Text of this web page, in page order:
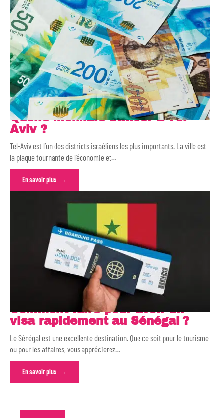
Quelle monnaie utiliser à Tel-
Aviv ?
Tel-Aviv est l’un des districts israéliens les plus importants. La ville est
la plaque tournante de l’économie et…
En savoir plus
Comment faire pour avoir un
visa rapidement au Sénégal ?
Le Sénégal est une excellente destination. Que ce soit pour le tourisme
ou pour les affaires, vous apprécierez…
En savoir plus